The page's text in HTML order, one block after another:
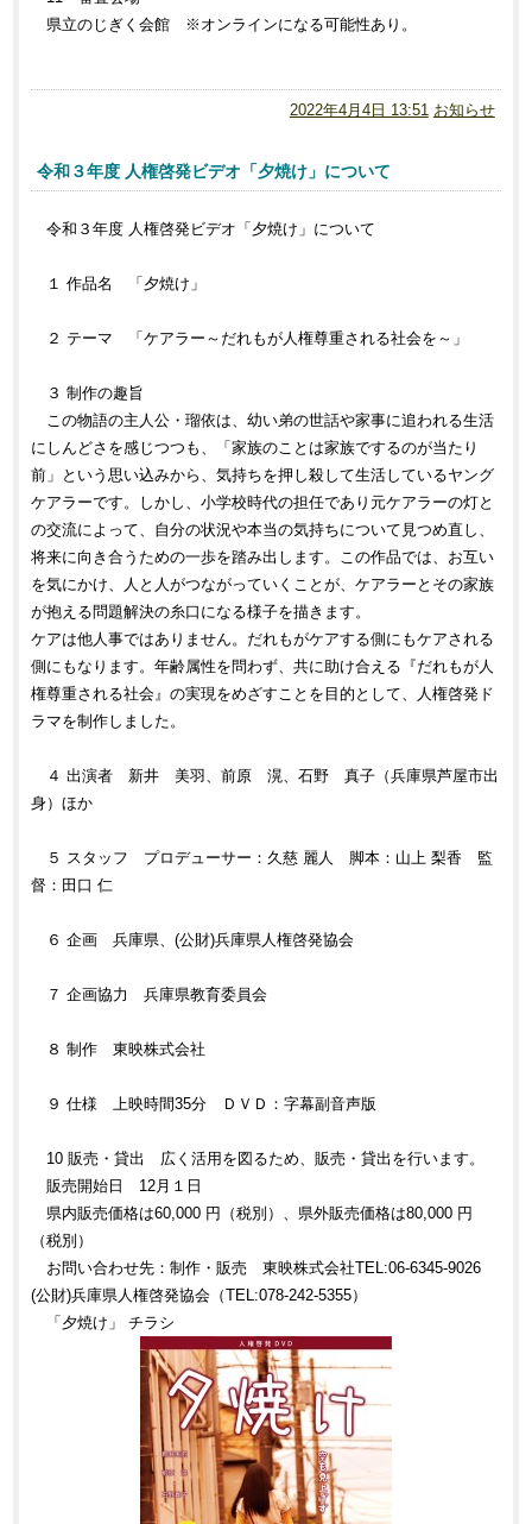
県立のじぎく会館 ※オンラインになる可能性あり。
2022年4月4日 13:51 お知らせ
令和３年度 人権啓発ビデオ「夕焼け」について
令和３年度 人権啓発ビデオ「夕焼け」について
１ 作品名 「夕焼け」
２ テーマ 「ケアラー～だれもが人権尊重される社会を～」
３ 制作の趣旨
この物語の主人公・瑠依は、幼い弟の世話や家事に追われる生活
にしんどさを感じつつも、「家族のことは家族でするのが当たり
前」という思い込みから、気持ちを押し殺して生活しているヤング
ケアラーです。しかし、小学校時代の担任であり元ケアラーの灯と
の交流によって、自分の状況や本当の気持ちについて見つめ直し、
将来に向き合うための一歩を踏み出します。この作品では、お互い
を気にかけ、人と人がつながっていくことが、ケアラーとその家族
が抱える問題解決の糸口になる様子を描きます。
ケアは他人事ではありません。だれもがケアする側にもケアされる
側にもなります。年齢属性を問わず、共に助け合える『だれもが人
権尊重される社会』の実現をめざすことを目的として、人権啓発ド
ラマを制作しました。
４ 出演者 新井 美羽、前原 滉、石野 真子（兵庫県芦屋市出
身）ほか
５ スタッフ プロデューサー：久慈 麗人 脚本：山上 梨香 監
督：田口 仁
６ 企画 兵庫県、(公財)兵庫県人権啓発協会
７ 企画協力 兵庫県教育委員会
８ 制作 東映株式会社
９ 仕様 上映時間35分 ＤＶＤ：字幕副音声版
10 販売・貸出 広く活用を図るため、販売・貸出を行います。
販売開始日 12月１日
県内販売価格は60,000 円（税別）、県外販売価格は80,000 円
（税別）
お問い合わせ先：制作・販売 東映株式会社TEL:06-6345-9026
(公財)兵庫県人権啓発協会（TEL:078-242-5355）
「夕焼け」 チラシ